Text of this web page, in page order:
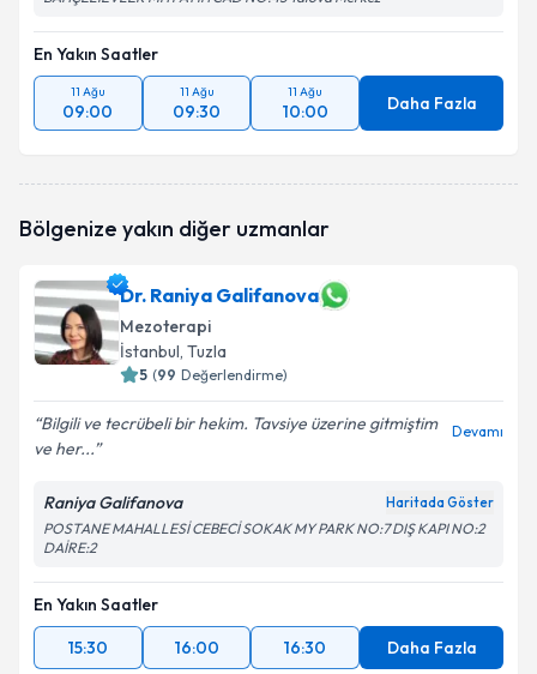
En Yakın Saatler
11 Ağu
09:00
11 Ağu
09:30
11 Ağu
10:00 Daha Fazla
Bölgenize yakın diğer uzmanlar
Dr. Raniya Galifanova
Mezoterapi
İstanbul, Tuzla
5 (99 Değerlendirme)
Bilgili ve tecrübeli bir hekim. Tavsiye üzerine gitmiştim
ve her...
Devamı
Raniya Galifanova Haritada Göster
POSTANE MAHALLESİ CEBECİ SOKAK MY PARK NO:7 DIŞ KAPI NO:2
DAİRE:2
En Yakın Saatler
15:30
16:00 16:30 Daha Fazla